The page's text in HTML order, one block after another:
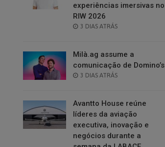
experiências imersivas no
RIW 2026
POSTED
3 DIAS ATRÁS
Milà.ag assume a
comunicação de Domino’s
POSTED
3 DIAS ATRÁS
Avantto House reúne
líderes da aviação
executiva, inovação e
negócios durante a